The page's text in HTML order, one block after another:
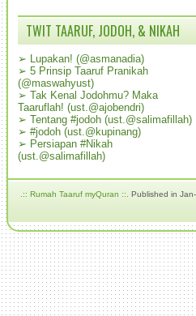
TWIT TAARUF, JODOH, & NIKAH
➢ Lupakan! (@asmanadia)
➢ 5 Prinsip Taaruf Pranikah
(@maswahyust)
➢ Tak Kenal Jodohmu? Maka
Taaruflah! (ust.@ajobendri)
➢ Tentang #jodoh (ust.@salimafillah)
➢ #jodoh (ust.@kupinang)
➢ Persiapan #Nikah
(ust.@salimafillah)
.:: Rumah Taaruf myQuran ::. Published in